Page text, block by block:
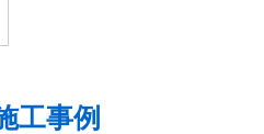
工事例